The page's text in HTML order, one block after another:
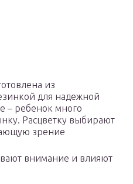
из
для надежной
– ребенок много
Расцветку выбирают
зрение
внимание и влияют